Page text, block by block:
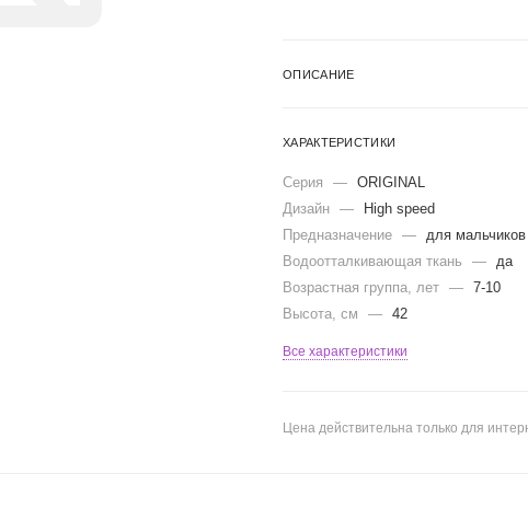
ОПИСАНИЕ
ХАРАКТЕРИСТИКИ
Серия — ORIGINAL
Дизайн —
High speed
Предназначение —
для мальчиков
Водоотталкивающая ткань
—
да
Возрастная группа, лет — 7-10
Высота, см
— 42
Все характеристики
Цена действительна только для